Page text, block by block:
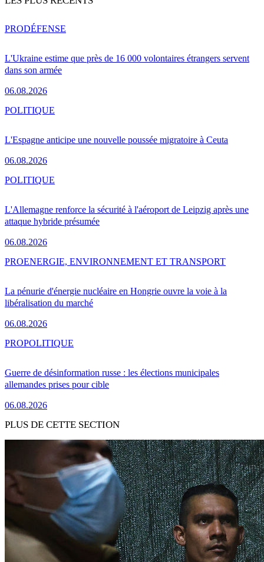
L'Ukraine estime que près de 16 000 volontaires étrangers servent
dans son armée
06.08.2026
PRODÉFENSE
L'Espagne anticipe une nouvelle poussée migratoire à Ceuta
06.08.2026
POLITIQUE
L'Allemagne renforce la sécurité à l'aéroport de Leipzig après une
attaque hybride présumée
06.08.2026
POLITIQUE
La pénurie d'énergie nucléaire en Hongrie ouvre la voie à la
libéralisation du marché
06.08.2026
PROENERGIE, ENVIRONNEMENT ET TRANSPORT
Guerre de désinformation russe : les élections municipales
allemandes prises pour cible
06.08.2026
PROPOLITIQUE
PLUS DE CETTE SECTION